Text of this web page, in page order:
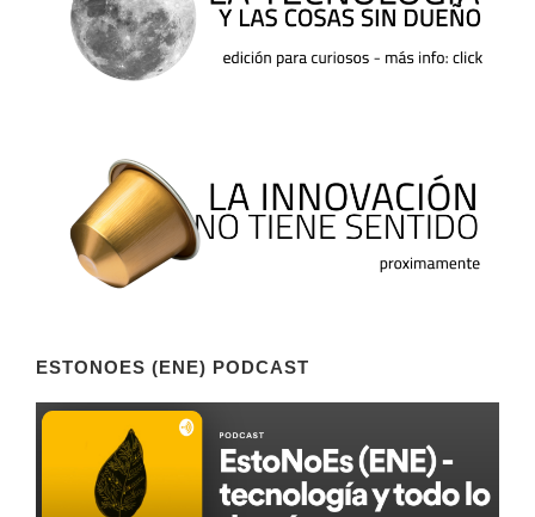
ESTONOES (ENE) PODCAST